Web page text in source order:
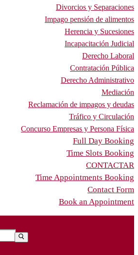
Divorcios y Separaciones
Impago pensión de alimentos
Herencia y Sucesiones
Incapacitación Judicial
Derecho Laboral
Contratación Pública
Derecho Administrativo
Mediación
Reclamación de impagos y deudas
Tráfico y Circulación
Concurso Empresas y Persona Física
Full Day Booking
Time Slots Booking
CONTACTAR
Time Appointments Booking
Contact Form
Book an Appointment